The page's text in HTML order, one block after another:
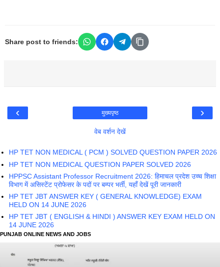
Share post to friends:
‹ ›
मुख्यपृष्ठ
वेब वर्शन देखें
HP TET NON MEDICAL ( PCM ) SOLVED QUESTION PAPER 2026
HP TET NON MEDICAL QUESTION PAPER SOLVED 2026
HPPSC Assistant Professor Recruitment 2026: हिमाचल प्रदेश उच्च शिक्षा
विभाग में असिस्टेंट प्रोफेसर के पदों पर बम्पर भर्ती, यहाँ देखें पूरी जानकारी
HP TET JBT ANSWER KEY ( GENERAL KNOWLEDGE) EXAM
HELD ON 14 JUNE 2026
HP TET JBT ( ENGLISH & HINDI ) ANSWER KEY EXAM HELD ON
14 JUNE 2026
PUNJAB ONLINE NEWS AND JOBS